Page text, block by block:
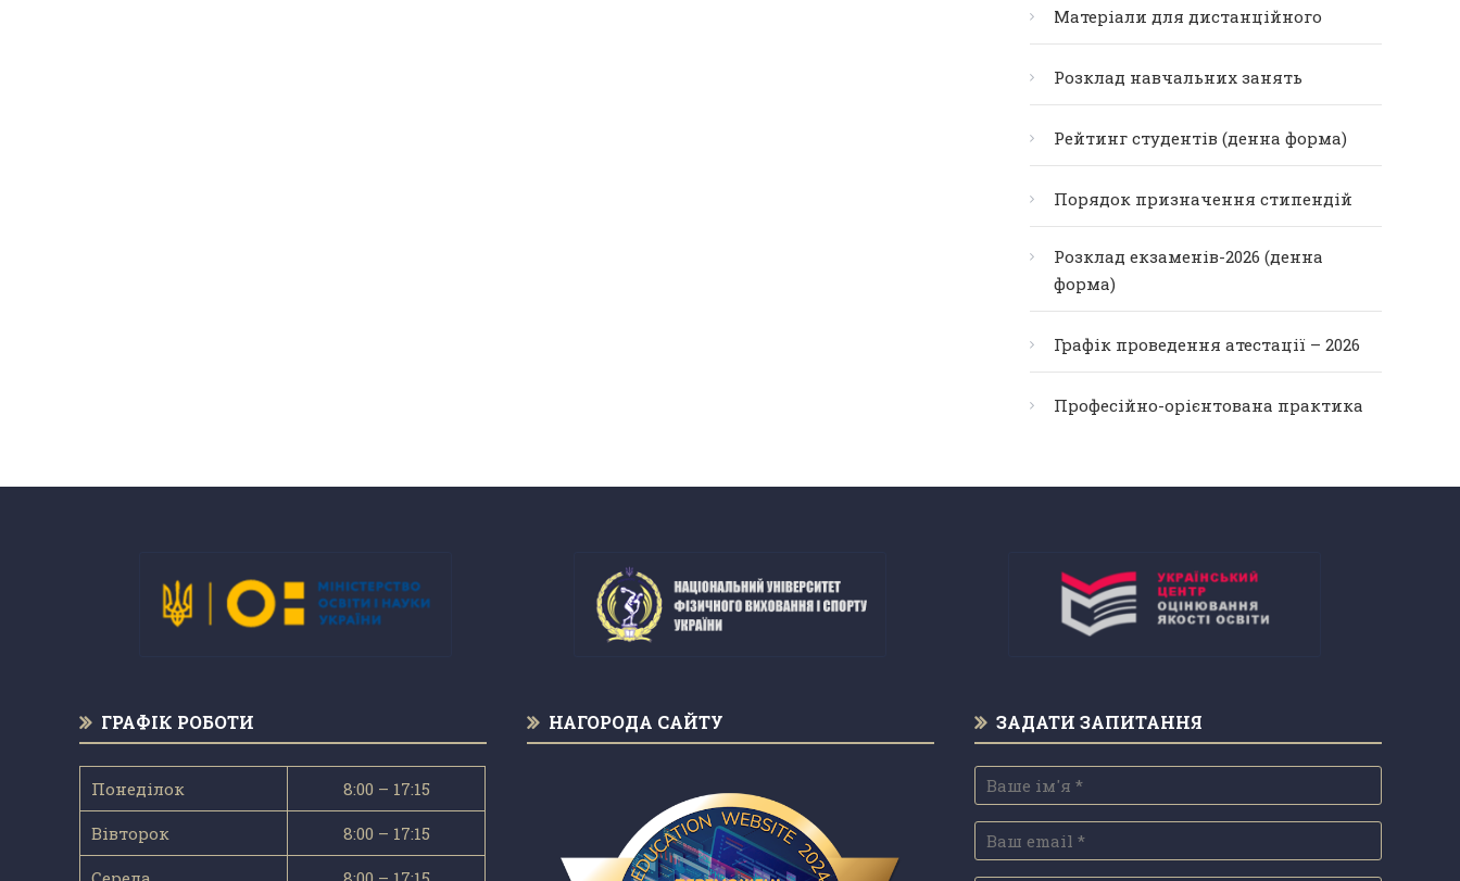
Матеріали для дистанційного
Розклад навчальних занять
Рейтинг студентів (денна форма)
Порядок призначення стипендій
Розклад екзаменів-2026 (денна
форма)
Графік проведення атестації – 2026
Професійно-орієнтована практика
ГРАФІК РОБОТИ
Понеділок 8:00 – 17:15
Вівторок 8:00 – 17:15
НАГОРОДА САЙТУ ЗАДАТИ ЗАПИТАННЯ